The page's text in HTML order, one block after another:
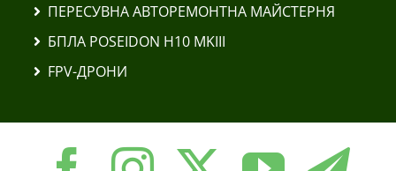
ПЕРЕСУВНА АВТОРЕМОНТНА МАЙСТЕРНЯ
БПЛА POSEIDON H10 MKIII
FPV-ДРОНИ